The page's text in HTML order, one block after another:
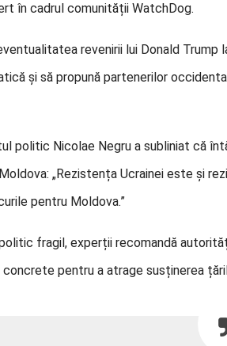
în cadrul comunității WatchDog.
revenirii lui Donald Trump
și să propună partenerilor
politic Nicolae Negru a subliniat că
„Rezistența Ucrainei este și
pentru Moldova.”
fragil, experții recomandă
pentru a atrage susținerea